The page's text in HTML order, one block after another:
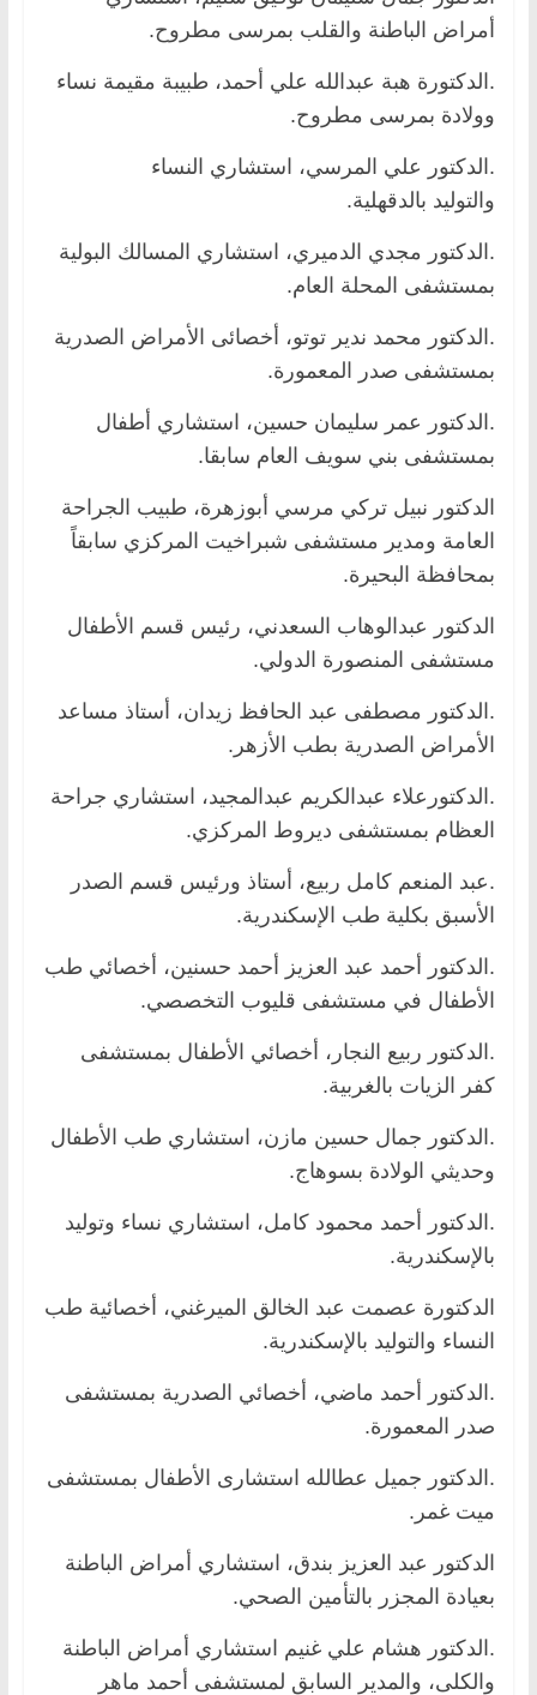
أمراض الباطنة والقلب بمرسى مطروح.
.الدكتورة هبة عبدالله علي أحمد، طبيبة مقيمة نساء
وولادة بمرسى مطروح.
.الدكتور علي المرسي، استشاري النساء
والتوليد بالدقهلية.
.الدكتور مجدي الدميري، استشاري المسالك البولية
بمستشفى المحلة العام.
.الدكتور محمد ندير توتو، أخصائى الأمراض الصدرية
بمستشفى صدر المعمورة.
.الدكتور عمر سليمان حسين، استشاري أطفال
بمستشفى بني سويف العام سابقا.
الدكتور نبيل تركي مرسي أبوزهرة، طبيب الجراحة
العامة ومدير مستشفى شبراخيت المركزي سابقاً
بمحافظة البحيرة.
الدكتور عبدالوهاب السعدني، رئيس قسم الأطفال
مستشفى المنصورة الدولي.
.الدكتور مصطفى عبد الحافظ زيدان، أستاذ مساعد
الأمراض الصدرية بطب الأزهر.
.الدكتورعلاء عبدالكريم عبدالمجيد، استشاري جراحة
العظام بمستشفى ديروط المركزي.
.عبد المنعم كامل ربيع، أستاذ ورئيس قسم الصدر
الأسبق بكلية طب الإسكندرية.
.الدكتور أحمد عبد العزيز أحمد حسنين، أخصائي طب
الأطفال في مستشفى قليوب التخصصي.
.الدكتور ربيع النجار، أخصائي الأطفال بمستشفى
كفر الزيات بالغربية.
.الدكتور جمال حسين مازن، استشاري طب الأطفال
وحديثي الولادة بسوهاج.
.الدكتور أحمد محمود كامل، استشاري نساء وتوليد
بالإسكندرية.
الدكتورة عصمت عبد الخالق الميرغني، أخصائية طب
النساء والتوليد بالإسكندرية.
.الدكتور أحمد ماضي، أخصائي الصدرية بمستشفى
صدر المعمورة.
.الدكتور جميل عطالله استشارى الأطفال بمستشفى
ميت غمر.
الدكتور عبد العزيز بندق، استشاري أمراض الباطنة
بعيادة المجزر بالتأمين الصحي.
.الدكتور هشام علي غنيم استشاري أمراض الباطنة
والكلى، والمدير السابق لمستشفى أحمد ماهر